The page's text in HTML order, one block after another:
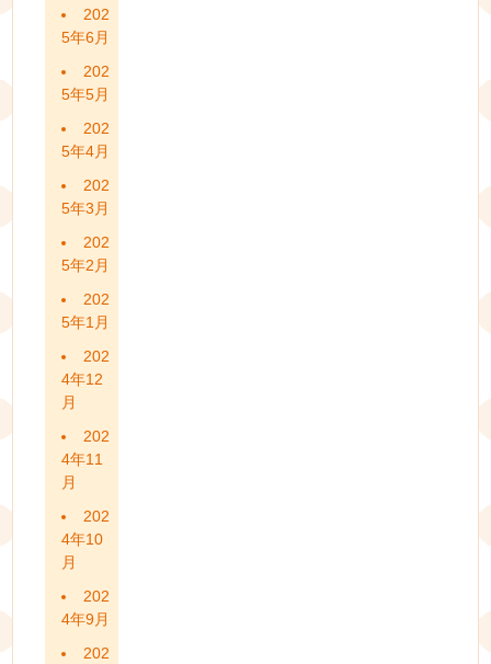
202
5年6月
202
5年5月
202
5年4月
202
5年3月
202
5年2月
202
5年1月
202
4年12
月
202
4年11
月
202
4年10
月
202
4年9月
202